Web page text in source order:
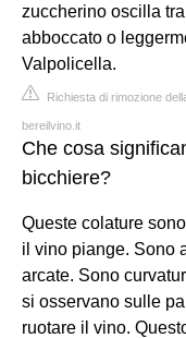
zuccherino oscilla
abboccato o
Valpolicella.
Richiesta di rimozione
bereilvino.it
Che cosa
bicchiere?
Queste colature
il vino piange. Sono
arcate. Sono
si osservano sulle
ruotare il vino.